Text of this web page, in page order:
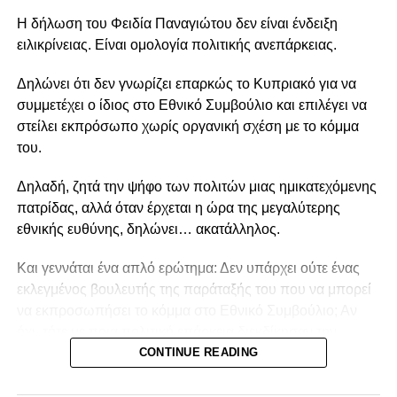
Η δήλωση του Φειδία Παναγιώτου δεν είναι ένδειξη
ειλικρίνειας. Είναι ομολογία πολιτικής ανεπάρκειας.
Δηλώνει ότι δεν γνωρίζει επαρκώς το Κυπριακό για να
συμμετέχει ο ίδιος στο Εθνικό Συμβούλιο και επιλέγει να
στείλει εκπρόσωπο χωρίς οργανική σχέση με το κόμμα
του.
Δηλαδή, ζητά την ψήφο των πολιτών μιας ημικατεχόμενης
πατρίδας, αλλά όταν έρχεται η ώρα της μεγαλύτερης
εθνικής ευθύνης, δηλώνει… ακατάλληλος.
Και γεννάται ένα απλό ερώτημα: Δεν υπάρχει ούτε ένας
εκλεγμένος βουλευτής της παράταξής του που να μπορεί
εμπιστοσύνη των Κυπρίων;
Η πολιτική δεν είναι βίντεο στο TikTok, ούτε παιχνίδι
CONTINUE READING